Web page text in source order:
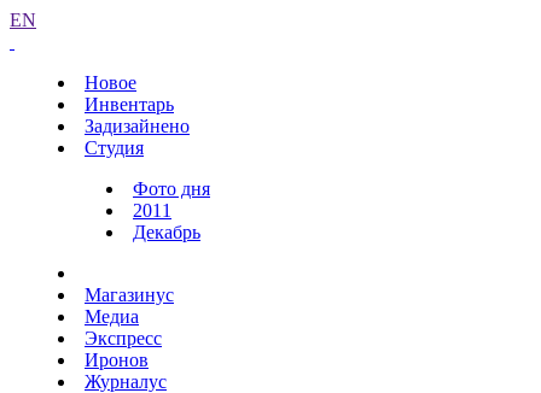
EN
Новое
Инвентарь
Задизайнено
Студия
Фото дня
2011
Декабрь
Магазинус
Медиа
Экспресс
Иронов
Журналус